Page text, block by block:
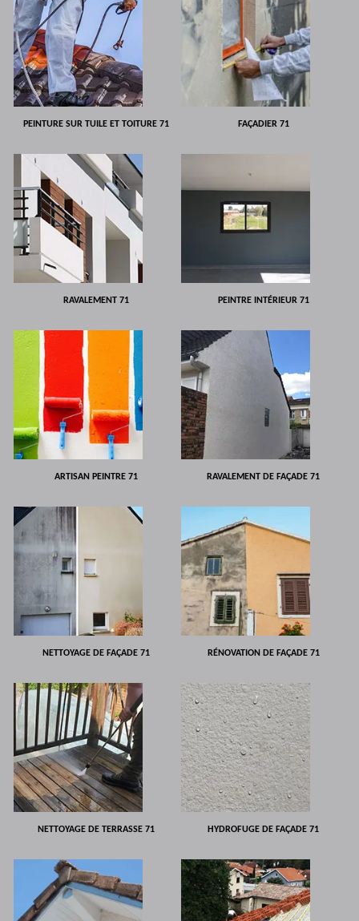
PEINTURE SUR TUILE ET TOITURE 71 FAÇADIER 71
RAVALEMENT 71 PEINTRE INTÉRIEUR 71
ARTISAN PEINTRE 71 RAVALEMENT DE FAÇADE 71
NETTOYAGE DE FAÇADE 71 RÉNOVATION DE FAÇADE 71
NETTOYAGE DE TERRASSE 71 HYDROFUGE DE FAÇADE 71